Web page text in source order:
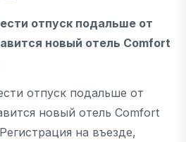
отпуск подальше от
новый отель Comfort
отпуск подальше от
новый отель Comfort
на въезде,